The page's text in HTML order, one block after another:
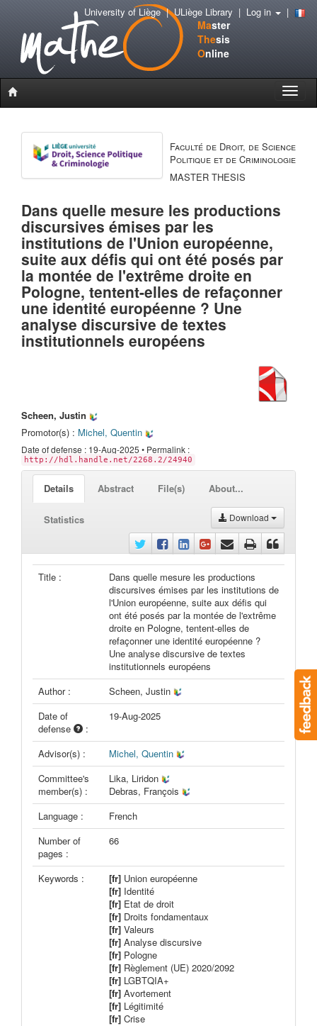
Master
Thesis
Online
Toggle
University of Liège|ULiège Library | Log in |
Faculté de Droit, de Science
Politique et de Criminologie
MASTER THESIS
Dans quelle mesure les productions
discursives émises par les
institutions de l'Union européenne,
suite aux défis qui ont été posés par
la montée de l'extrême droite en
Pologne, tentent-elles de refaçonner
une identité européenne ? Une
analyse discursive de textes
institutionnels européens
Scheen, Justin
Promotor(s) : Michel, Quentin
Date of defense : 19-Aug-2025 • Permalink :
http://hdl.handle.net/2268.2/24940
Details Abstract File(s) About...
Statistics Download
Title :
Dans quelle mesure les productions
discursives émises par les institutions de
l'Union européenne, suite aux défis qui
ont été posés par la montée de l'extrême
droite en Pologne, tentent-elles de
refaçonner une identité européenne ?
Une analyse discursive de textes
institutionnels européens
Author :
Scheen, Justin
Date of
defense
:
19-Aug-2025
Advisor(s) :
Michel, Quentin
Committee's
member(s) :
Lika, Liridon
Debras, François
Language :
French
Number of
pages :
66
Keywords : [fr] Union européenne
[fr] Identité
[fr] Etat de droit
[fr] Droits fondamentaux
[fr] Valeurs
[fr] Analyse discursive
[fr] Pologne
[fr] Règlement (UE) 2020/2092
[fr] LGBTQIA+
[fr] Avortement
[fr] Légitimité
[fr] Crise